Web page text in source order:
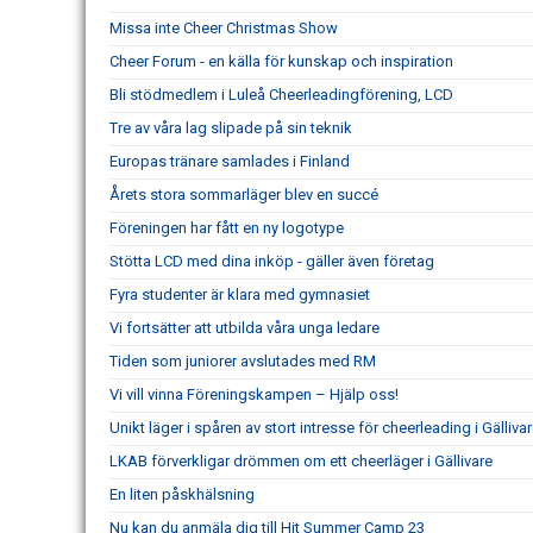
Missa inte Cheer Christmas Show
Cheer Forum - en källa för kunskap och inspiration
Bli stödmedlem i Luleå Cheerleadingförening, LCD
Tre av våra lag slipade på sin teknik
Europas tränare samlades i Finland
Årets stora sommarläger blev en succé
Föreningen har fått en ny logotype
Stötta LCD med dina inköp - gäller även företag
Fyra studenter är klara med gymnasiet
Vi fortsätter att utbilda våra unga ledare
Tiden som juniorer avslutades med RM
Vi vill vinna Föreningskampen – Hjälp oss!
Unikt läger i spåren av stort intresse för cheerleading i
LKAB förverkligar drömmen om ett cheerläger i Gällivare
En liten påskhälsning
Nu kan du anmäla dig till Hit Summer Camp 23